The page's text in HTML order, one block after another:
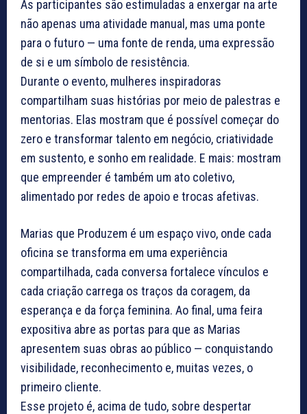
As participantes são estimuladas a enxergar na arte
não apenas uma atividade manual, mas uma ponte
para o futuro — uma fonte de renda, uma expressão
de si e um símbolo de resistência.
Durante o evento, mulheres inspiradoras
compartilham suas histórias por meio de palestras e
mentorias. Elas mostram que é possível começar do
zero e transformar talento em negócio, criatividade
em sustento, e sonho em realidade. E mais: mostram
que empreender é também um ato coletivo,
alimentado por redes de apoio e trocas afetivas.
Marias que Produzem é um espaço vivo, onde cada
oficina se transforma em uma experiência
compartilhada, cada conversa fortalece vínculos e
cada criação carrega os traços da coragem, da
esperança e da força feminina. Ao final, uma feira
expositiva abre as portas para que as Marias
apresentem suas obras ao público — conquistando
visibilidade, reconhecimento e, muitas vezes, o
primeiro cliente.
Esse projeto é, acima de tudo, sobre despertar